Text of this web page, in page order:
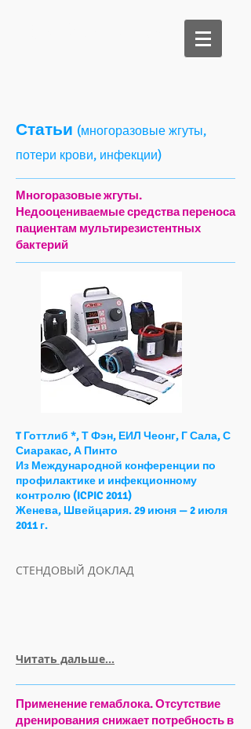
Статьи (многоразовые жгуты,
потери крови, инфекции)
Многоразовые жгуты.
Недооцениваемые средства переноса
пациентам мультирезистентных
бактерий
Применение гемаблока. Отсутствие
дренирования снижает потребность в
СТЕНДОВЫЙ ДОКЛАД
Читать дальше...
T Готтлиб *, Т Фэн, ЕИЛ Чеонг, Г Сала, С
Сиаракас, А Пинто
Из Международной конференции по
профилактике и инфекционному
контролю (ICPIC 2011)
Женева, Швейцария. 29 июня — 2 июля
2011 г.